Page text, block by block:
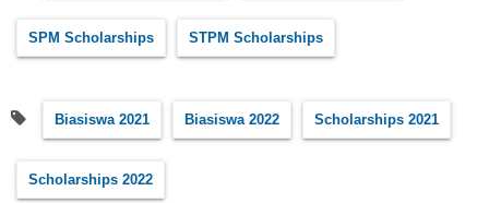
SPM Scholarships STPM Scholarships
Biasiswa 2021 Biasiswa 2022 Scholarships 2021
Scholarships 2022